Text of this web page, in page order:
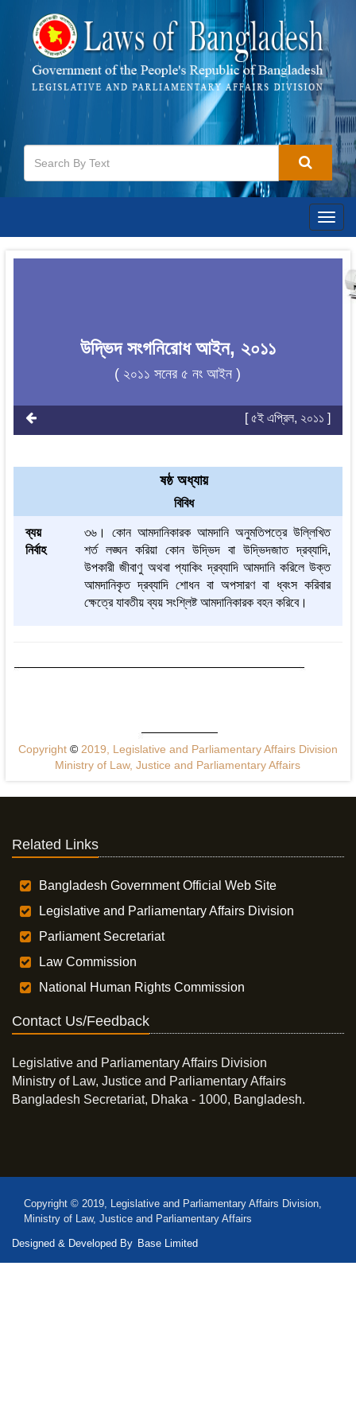
উদ্ভিদ সংগনিরোধ আইন, ২০১১
( ২০১১ সনের ৫ নং আইন )
[ ৫ই এপ্রিল, ২০১১ ]
ষষ্ঠ অধ্যায়
বিবিধ
ব্যয়
নির্বাহ
৩৬। কোন আমদানিকারক আমদানি অনুমতিপত্রে উল্লিখিত
শর্ত লঙ্ঘন করিয়া কোন উদ্ভিদ বা উদ্ভিদজাত দ্রব্যাদি,
উপকারী জীবাণু অথবা প্যাকিং দ্রব্যাদি আমদানি করিলে উক্ত
আমদানিকৃত দ্রব্যাদি শোধন বা অপসারণ বা ধ্বংস করিবার
ক্ষেত্রে যাবতীয় ব্যয় সংশ্লিষ্ট আমদানিকারক বহন করিবে।
Copyright ©2019, Legislative and Parliamentary Affairs Division
Ministry of Law, Justice and Parliamentary Affairs
Related Links
Bangladesh Government Official Web Site
Legislative and Parliamentary Affairs Division
Parliament Secretariat
Law Commission
National Human Rights Commission
Contact Us/Feedback
Legislative and Parliamentary Affairs Division
Ministry of Law, Justice and Parliamentary Affairs
Bangladesh Secretariat, Dhaka - 1000, Bangladesh.
Copyright © 2019, Legislative and Parliamentary Affairs Division,
Ministry of Law, Justice and Parliamentary Affairs
Designed & Developed By Base Limited